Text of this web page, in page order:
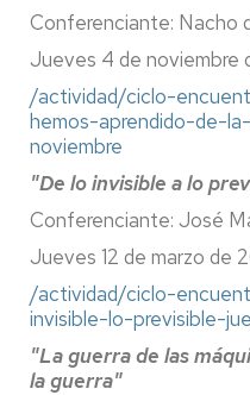
Conferenciante: Nacho
Jueves 4 de noviembre
/actividad/ciclo-
hemos-aprendido-de-
noviembre
"De lo invisible a lo
Conferenciante: José
Jueves 12 de marzo de
/actividad/ciclo-
invisible-lo-previsible-
"La guerra de las
la guerra"